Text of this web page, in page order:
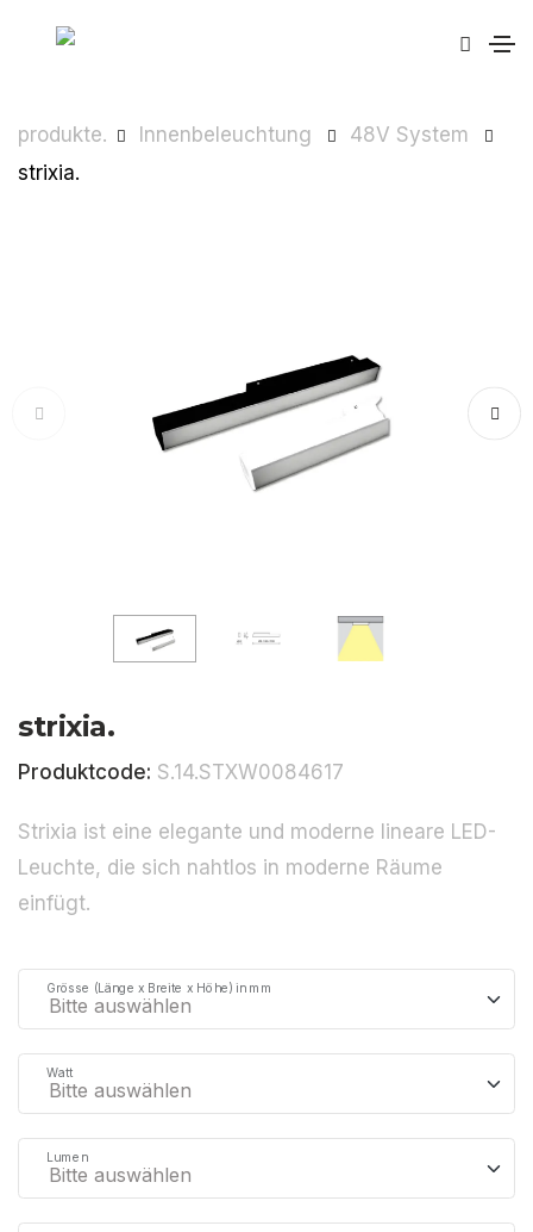
produkte. Innenbeleuchtung
48V System
strixia.
strixia.
Produktcode: S.14.STXW0084617
Strixia ist eine elegante und moderne lineare LED-
Leuchte, die sich nahtlos in moderne Räume
einfügt.
Grösse (Länge x Breite x Höhe) in mm
Watt
Lumen